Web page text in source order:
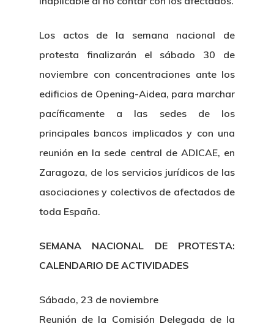
Los actos de la semana nacional de
protesta finalizarán el sábado 30 de
noviembre con concentraciones ante los
edificios de Opening-Aidea, para marchar
pacíficamente a las sedes de los
principales bancos implicados y con una
reunión en la sede central de ADICAE, en
Zaragoza, de los servicios jurídicos de las
asociaciones y colectivos de afectados de
toda España.
SEMANA NACIONAL DE PROTESTA:
CALENDARIO DE ACTIVIDADES
Sábado, 23 de noviembre
Reunión de la Comisión Delegada de la